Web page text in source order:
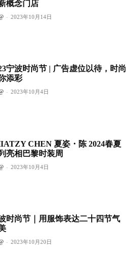
概念门店
- 2023年10月14日
宁波时尚节 | 广告虚位以待，时尚
添彩
- 2023年10月4日
CHEN 夏姿・陈 2024春夏
亮相巴黎时装周
- 2023年10月4日
时尚节｜用服饰表达二十四节气
- 2023年10月20日